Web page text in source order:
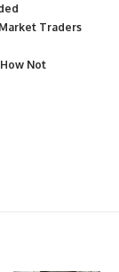
Traders
Not